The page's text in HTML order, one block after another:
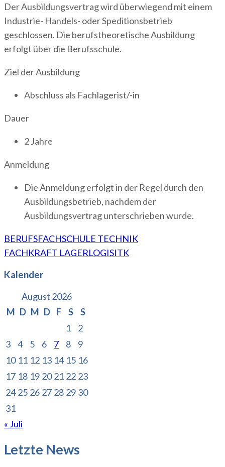
Der Ausbildungsvertrag wird überwiegend mit einem
Industrie- Handels- oder Speditionsbetrieb
geschlossen. Die berufstheoretische Ausbildung
erfolgt über die Berufsschule.
Ziel der Ausbildung
Abschluss als Fachlagerist/-in
Dauer
2 Jahre
Anmeldung
Die Anmeldung erfolgt in der Regel durch den
Ausbildungsbetrieb, nachdem der
Ausbildungsvertrag unterschrieben wurde.
Beitragsnavigation
BERUFSFACHSCHULE TECHNIK
FACHKRAFT LAGERLOGISITK
Kalender
August 2026
M D M D F S
S
1
2
3
4 5 6 7 8
9
10 11 12 13 14 15 16
17 18 19 20 21 22 23
24 25 26 27 28 29 30
31
« Juli
Letzte News